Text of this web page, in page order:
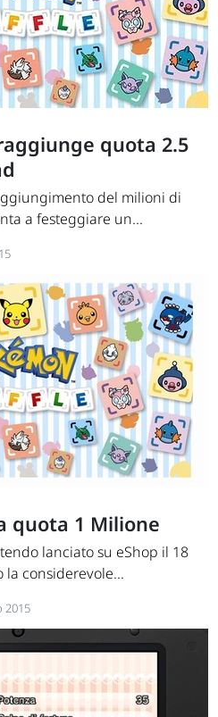
quota 2.5
del milioni di
a festeggiare un...
quota 1 Milione
lanciato su eShop il 18
considerevole...
2015